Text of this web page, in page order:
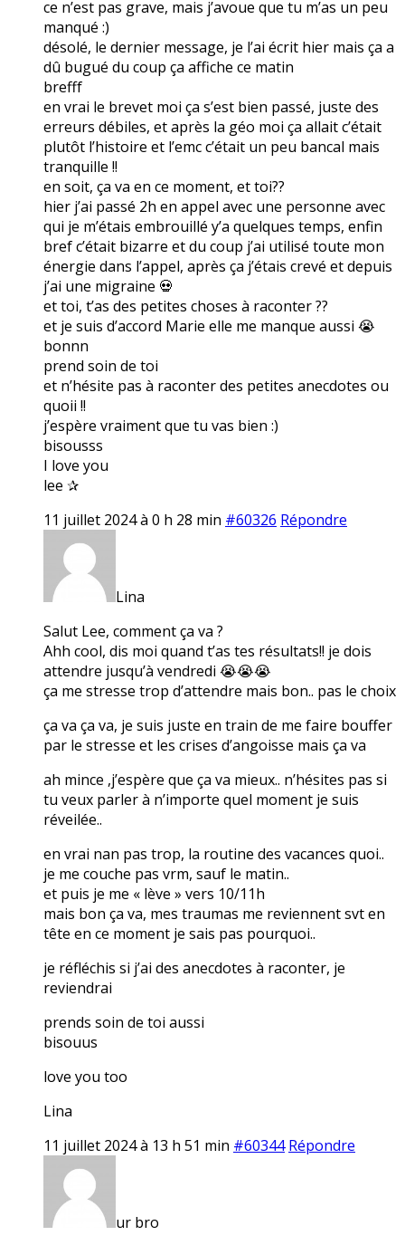
ce n’est pas grave, mais j’avoue que tu m’as un peu
manqué :)
désolé, le dernier message, je l’ai écrit hier mais ça a
dû bugué du coup ça affiche ce matin
brefff
en vrai le brevet moi ça s’est bien passé, juste des
erreurs débiles, et après la géo moi ça allait c’était
plutôt l’histoire et l’emc c’était un peu bancal mais
tranquille !!
en soit, ça va en ce moment, et toi??
hier j’ai passé 2h en appel avec une personne avec
qui je m’étais embrouillé y’a quelques temps, enfin
bref c’était bizarre et du coup j’ai utilisé toute mon
énergie dans l’appel, après ça j’étais crevé et depuis
j’ai une migraine 💀
et toi, t’as des petites choses à raconter ??
et je suis d’accord Marie elle me manque aussi 😭
bonnn
prend soin de toi
et n’hésite pas à raconter des petites anecdotes ou
quoii !!
j’espère vraiment que tu vas bien :)
bisousss
I love you
lee ✰
11 juillet 2024 à 0 h 28 min #60326 Répondre
Lina
Salut Lee, comment ça va ?
Ahh cool, dis moi quand t’as tes résultats!! je dois
attendre jusqu’à vendredi 😭😭😭
ça me stresse trop d’attendre mais bon.. pas le choix
ça va ça va, je suis juste en train de me faire bouffer
par le stresse et les crises d’angoisse mais ça va
ah mince ,j’espère que ça va mieux.. n’hésites pas si
tu veux parler à n’importe quel moment je suis
réveilée..
en vrai nan pas trop, la routine des vacances quoi..
je me couche pas vrm, sauf le matin..
et puis je me « lève » vers 10/11h
mais bon ça va, mes traumas me reviennent svt en
tête en ce moment je sais pas pourquoi..
je réfléchis si j’ai des anecdotes à raconter, je
reviendrai
prends soin de toi aussi
bisouus
love you too
Lina
11 juillet 2024 à 13 h 51 min #60344 Répondre
ur bro